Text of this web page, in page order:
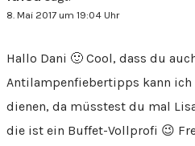
8. Mai 2017 um 19:04 Uhr
Hallo Dani 🙂 Cool, dass du
Antilampenfiebertipps kann
dienen, da müsstest du mal
die ist ein Buffet-Vollprofi 😉